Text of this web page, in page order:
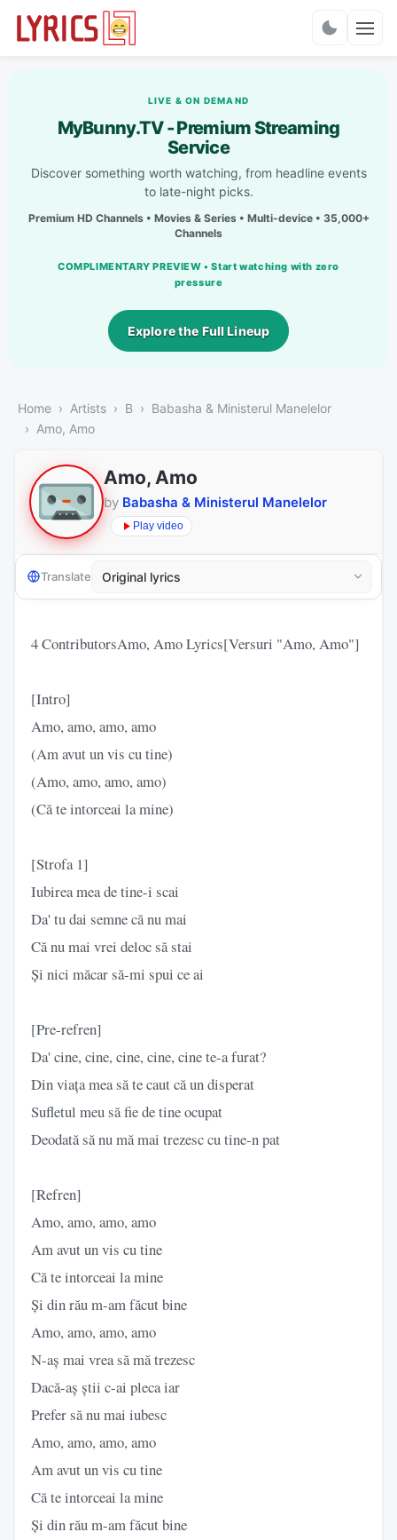
LIVE & ON DEMAND
MyBunny.TV - Premium Streaming
Service
Discover something worth watching, from headline events
to late-night picks.
Premium HD Channels • Movies & Series • Multi-device • 35,000+
Channels
COMPLIMENTARY PREVIEW • Start watching with zero
pressure
Explore the Full Lineup
Home Artists B
Babasha & Ministerul Manelelor
Amo, Amo
Amo, Amo
by Babasha & Ministerul Manelelor
Play video
Translate
4 ContributorsAmo, Amo Lyrics[Versuri "Amo, Amo"]
[Intro]
Amo, amo, amo, amo
(Am avut un vis cu tine)
(Amo, amo, amo, amo)
(Că te intorceai la mine)
[Strofa 1]
Iubirea mea de tine-i scai
Da' tu dai semne că nu mai
Că nu mai vrei deloc să stai
Și nici măcar să-mi spui ce ai
[Pre-refren]
Da' cine, cine, cine, cine, cine te-a furat?
Din viața mea să te caut că un disperat
Sufletul meu să fie de tine ocupat
Deodată să nu mă mai trezesc cu tine-n pat
[Refren]
Amo, amo, amo, amo
Am avut un vis cu tine
Că te intorceai la mine
Și din rău m-am făcut bine
Amo, amo, amo, amo
N-aș mai vrea să mă trezesc
Dacă-aș știi c-ai pleca iar
Prefer să nu mai iubesc
Amo, amo, amo, amo
Am avut un vis cu tine
Că te intorceai la mine
Și din rău m-am făcut bine